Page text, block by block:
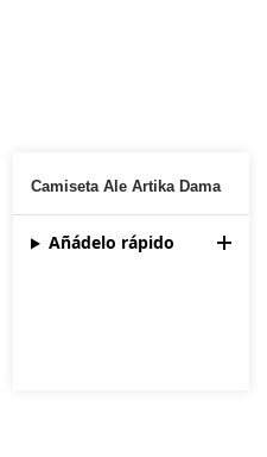
Camiseta Ale Artika Dama
Añádelo rápido